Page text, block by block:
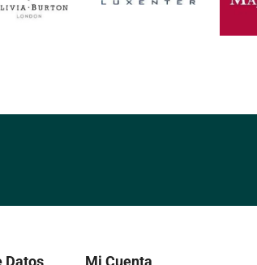
Datos Mi Cuenta